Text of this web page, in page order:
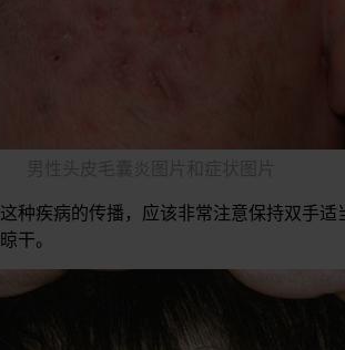
种疾病的传播，应该非常注意保持双手
干。